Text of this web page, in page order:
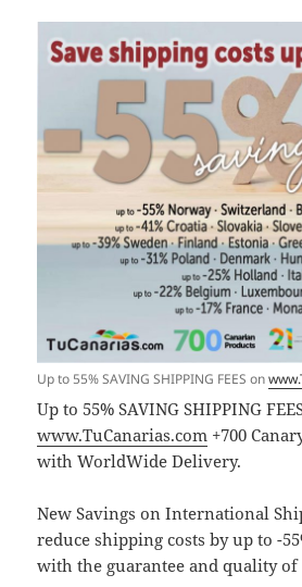
Up to 55% SAVING SHIPPING FEES on
Up to 55% SAVING SHIPPING
www.TuCanarias.com +700
with WorldWide Delivery.
New Savings on International
reduce shipping costs by up to -
with the guarantee and quality of